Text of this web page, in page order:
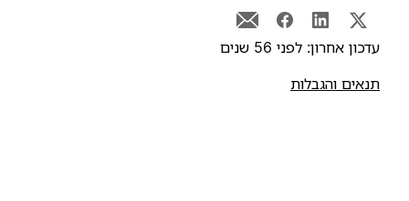
אחרון: לפני 56 שנים
והגבלות